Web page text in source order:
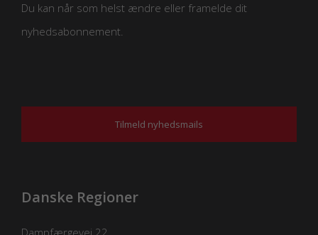
Du kan når som helst ændre eller framelde dit
nyhedsabonnement.
Tilmeld nyhedsmails
Danske Regioner
Dampfærgevej 22